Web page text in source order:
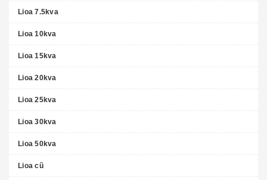
Lioa 7.5kva
Lioa 10kva
Lioa 15kva
Lioa 20kva
Lioa 25kva
Lioa 30kva
Lioa 50kva
Lioa cũ